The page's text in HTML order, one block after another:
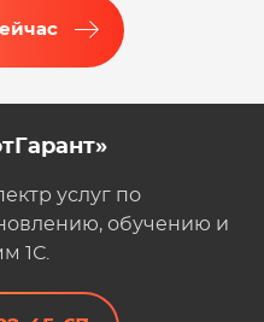
услуг по
обучению и
1С.